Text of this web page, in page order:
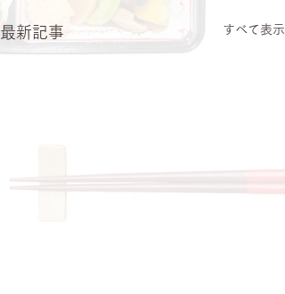
最新記事 すべて表示